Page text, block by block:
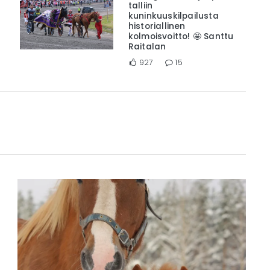
talliin
kuninkuuskilpailusta
historiallinen
kolmoisvoitto! 🤩 Santtu
Raitalan
927 15